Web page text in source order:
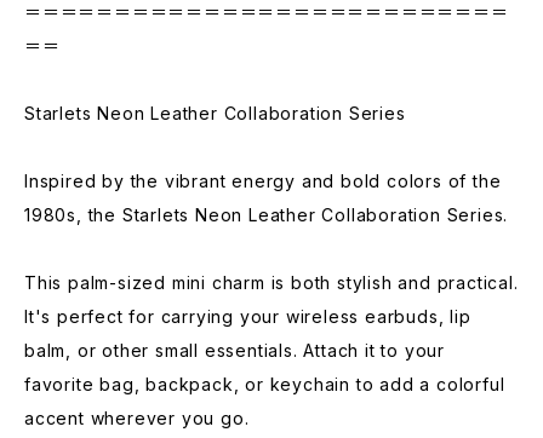
＝＝＝＝＝＝＝＝＝＝＝＝＝＝＝＝＝＝＝＝＝＝＝＝＝＝＝
＝＝
Starlets Neon Leather Collaboration Series
Inspired by the vibrant energy and bold colors of the
1980s, the Starlets Neon Leather Collaboration Series.
This palm-sized mini charm is both stylish and practical.
It's perfect for carrying your wireless earbuds, lip
balm, or other small essentials. Attach it to your
favorite bag, backpack, or keychain to add a colorful
accent wherever you go.